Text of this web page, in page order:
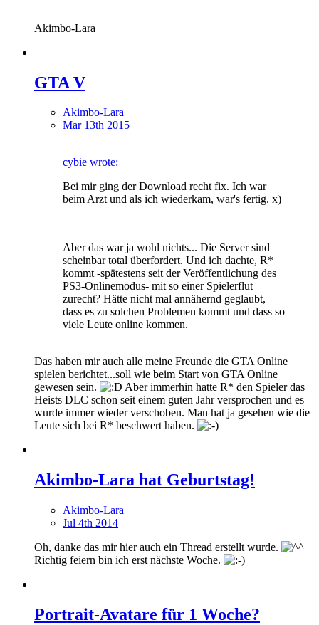
Akimbo-Lara
GTA V
Akimbo-Lara
Mar 13th 2015
cybie wrote:
Bei mir ging der Download recht fix. Ich war
beim Arzt und als ich wiederkam, war's fertig. x)
Aber das war ja wohl nichts... Die Server sind
scheinbar total überfordert. Und ich dachte, R*
kommt -spätestens seit der Veröffentlichung des
PS3-Onlinemodus- mit so einer Spielerflut
zurecht? Hätte nicht mal annähernd geglaubt,
dass es zu solchen Problemen kommt und dass so
viele Leute online kommen.
Das haben mir auch alle meine Freunde die GTA Online
spielen berichtet...soll wie beim Start von GTA Online
gewesen sein.
Aber immerhin hatte R* den Spieler das
Heists DLC schon seit einem guten Jahr versprochen und es
wurde immer wieder verschoben. Man hat ja gesehen wie die
Leute sich bei R* beschwert haben.
Akimbo-Lara hat Geburtstag!
Akimbo-Lara
Jul 4th 2014
Oh, danke das mir hier auch ein Thread erstellt wurde.
Richtig feiern bin ich erst nächste Woche.
Portrait-Avatare für 1 Woche?